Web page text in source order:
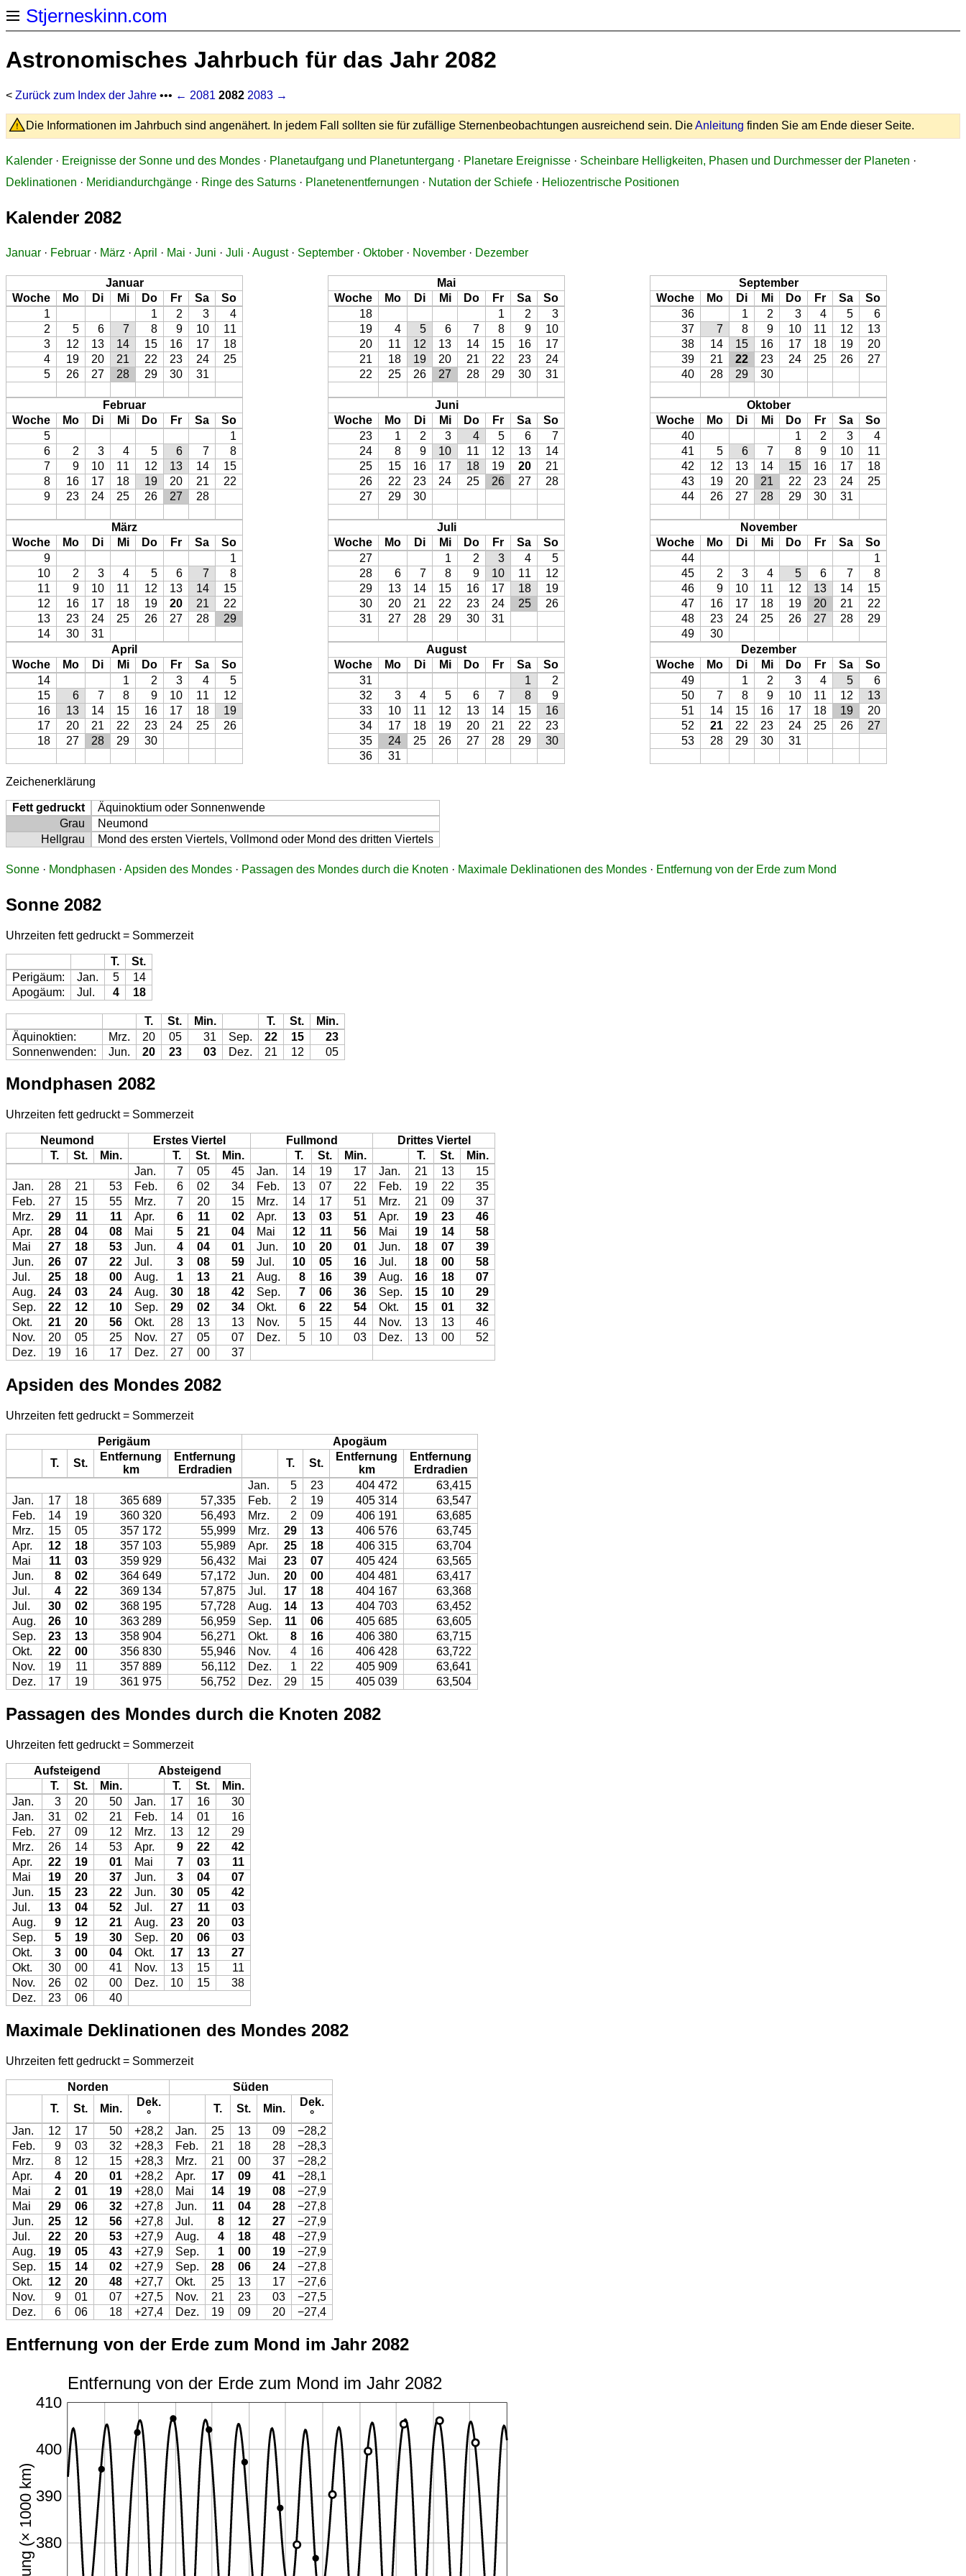
Stjerneskinn.com
Astronomisches Jahrbuch für das Jahr 2082
< Zurück zum Index der Jahre ••• ← 2081 2082 2083 →
Die Informationen im Jahrbuch sind angenähert. In jedem Fall sollten sie für zufällige Sternenbeobachtungen ausreichend sein. DieAnleitung finden Sie am Ende dieser Seite.
Kalender · Ereignisse der Sonne und des Mondes · Planetaufgang und Planetuntergang · Planetare Ereignisse · Scheinbare Helligkeiten, Phasen und Durchmesser der Planeten ·
Deklinationen · Meridiandurchgänge · Ringe des Saturns · Planetenentfernungen · Nutation der Schiefe · Heliozentrische Positionen
Kalender 2082
Januar · Februar · März · April · Mai · Juni · Juli · August· September · Oktober · November · Dezember
Januar
Woche
Mo Di Mi Do Fr Sa
So
1
1 2 3
4
2
5 6 7 8 9 10
11
3
12 13 14 15 16 17
18
4
19 20 21 22 23 24
25
5
26 27 28 29 30 31
Februar
Woche
Mo Di Mi Do Fr Sa
So
5
1
6
2 3 4 5 6 7
8
7
9 10 11 12 13 14
15
8
16 17 18 19 20 21
22
9
23 24 25 26 27 28
März
Woche
Mo Di Mi Do Fr Sa
So
9
1
10
2 3 4 5 6 7
8
11
9 10 11 12 13 14
15
12
16 17 18 19 20 21
22
13
23 24 25 26 27 28
29
14
30
31
April
Woche
Mo Di Mi Do Fr Sa
So
14
1 2 3 4
5
15
6 7 8 9 10 11
12
16
13 14 15 16 17 18
19
17
20 21 22 23 24 25
26
18
27 28 29 30
Mai
Woche
Mo Di Mi Do Fr Sa
So
18
1 2
3
19
4 5 6 7 8 9
10
20
11 12 13 14 15 16
17
21
18 19 20 21 22 23
24
22
25 26 27 28 29 30 31
Juni
Woche
Mo Di Mi Do Fr Sa
So
23
1 2 3 4 5 6
7
24
8 9 10 11 12 13
14
25
15 16 17 18 19 20
21
26
22 23 24 25 26 27
28
27
29 30
Juli
Woche
Mo Di Mi Do Fr Sa
So
27
1 2 3 4
5
28
6 7 8 9 10 11
12
29
13 14 15 16 17 18
19
30
20 21 22 23 24 25
26
31
27 28 29 30 31
August
Woche
Mo Di Mi Do Fr Sa
So
31
1
2
32
3 4 5 6 7 8
9
33
10 11 12 13 14 15
16
34
17 18 19 20 21 22
23
35
24 25 26 27 28 29
30
36
31
September
Woche
Mo Di Mi Do Fr Sa
So
36
1 2 3 4 5
6
37
7 8 9 10 11 12
13
38
14 15 16 17 18 19
20
39
21 22 23 24 25 26
27
40
28 29 30
Oktober
Woche
Mo Di Mi Do Fr Sa
So
40
1 2 3
4
41
5 6 7 8 9 10
11
42
12 13 14 15 16 17
18
43
19 20 21 22 23 24
25
44
26 27 28 29 30 31
November
Woche
Mo Di Mi Do Fr Sa
So
44
1
45
2 3 4 5 6 7
8
46
9 10 11 12 13 14
15
47
16 17 18 19 20 21
22
48
23 24 25 26 27 28
29
49
30
Dezember
Woche
Mo Di Mi Do Fr Sa
So
49
1 2 3 4 5
6
50
7 8 9 10 11 12
13
51
14 15 16 17 18 19
20
52
21 22 23 24 25 26
27
53
28 29 30 31
Zeichenerklärung
Fett gedruckt
Äquinoktium oder Sonnenwende
Grau
Neumond
Hellgrau
Mond des ersten Viertels, Vollmond oder Mond des dritten Viertels
Sonne · Mondphasen · Apsiden des Mondes · Passagen des Mondes durch die Knoten · Maximale Deklinationen des Mondes · Entfernung von der Erde zum Mond
Sonne 2082
Uhrzeiten fett gedruckt = Sommerzeit
T.
St.
Perigäum:
Jan. 5
14
Apogäum:
Jul. 4 18
T. St. Min. T. St.
Min.
Äquinoktien:
Mrz. 20 05 31 Sep. 22 15
23
Sonnenwenden:
Jun. 20 23 03 Dez. 21 12 05
Mondphasen 2082
Uhrzeiten fett gedruckt = Sommerzeit
Neumond Erstes Viertel Fullmond
Drittes Viertel
T.
St. Min. T. St. Min. T. St. Min. T. St.
Min.
Jan.
7 05 45 Jan. 14 19 17 Jan. 21 13
15
Jan.
28 21 53 Feb. 6 02 34 Feb. 13 07 22 Feb. 19 22
35
Feb.
27 15 55 Mrz. 7 20 15 Mrz. 14 17 51 Mrz. 21 09
37
Mrz.
29 11 11 Apr. 6 11 02 Apr. 13 03 51 Apr. 19 23
46
Apr.
28 04 08 Mai 5 21 04 Mai 12 11 56 Mai 19 14
58
Mai
27 18 53 Jun. 4 04 01 Jun. 10 20 01 Jun. 18 07
39
Jun.
26 07 22 Jul. 3 08 59 Jul. 10 05 16 Jul. 18 00
58
Jul.
25 18 00 Aug. 1 13 21 Aug. 8 16 39 Aug. 16 18
07
Aug.
24 03 24 Aug. 30 18 42 Sep. 7 06 36 Sep. 15 10
29
Sep.
22 12 10 Sep. 29 02 34 Okt. 6 22 54 Okt. 15 01
32
Okt.
21 20 56 Okt. 28 13 13 Nov. 5 15 44 Nov. 13 13
46
Nov.
20 05 25 Nov. 27 05 07 Dez. 5 10 03 Dez. 13 00
52
Dez.
19 16 17 Dez. 27 00 37
Apsiden des Mondes 2082
Uhrzeiten fett gedruckt = Sommerzeit
Perigäum
Apogäum
T.
St.
Entfernung
km
Entfernung
Erdradien
T. St.
Entfernung
km
Entfernung
Erdradien
Jan.
5 23 404 472
63,415
Jan.
17 18 365 689 57,335 Feb. 2 19 405 314
63,547
Feb.
14 19 360 320 56,493 Mrz. 2 09 406 191
63,685
Mrz.
15 05 357 172 55,999 Mrz. 29 13 406 576
63,745
Apr.
12 18 357 103 55,989 Apr. 25 18 406 315
63,704
Mai
11 03 359 929 56,432 Mai 23 07 405 424
63,565
Jun.
8 02 364 649 57,172 Jun. 20 00 404 481
63,417
Jul.
4 22 369 134 57,875 Jul. 17 18 404 167
63,368
Jul.
30 02 368 195 57,728 Aug. 14 13 404 703
63,452
Aug.
26 10 363 289 56,959 Sep. 11 06 405 685
63,605
Sep.
23 13 358 904 56,271 Okt. 8 16 406 380
63,715
Okt.
22 00 356 830 55,946 Nov. 4 16 406 428
63,722
Nov.
19 11 357 889 56,112 Dez. 1 22 405 909
63,641
Dez.
17 19 361 975 56,752 Dez. 29 15 405 039 63,504
Passagen des Mondes durch die Knoten 2082
Uhrzeiten fett gedruckt = Sommerzeit
Aufsteigend
Absteigend
T.
St. Min. T. St.
Min.
Jan.
3 20 50 Jan. 17 16
30
Jan.
31 02 21 Feb. 14 01
16
Feb.
27 09 12 Mrz. 13 12
29
Mrz.
26 14 53 Apr. 9 22
42
Apr.
22 19 01 Mai 7 03
11
Mai
19 20 37 Jun. 3 04
07
Jun.
15 23 22 Jun. 30 05
42
Jul.
13 04 52 Jul. 27 11
03
Aug.
9 12 21 Aug. 23 20
03
Sep.
5 19 30 Sep. 20 06
03
Okt.
3 00 04 Okt. 17 13
27
Okt.
30 00 41 Nov. 13 15
11
Nov.
26 02 00 Dez. 10 15
38
Dez.
23 06 40
Maximale Deklinationen des Mondes 2082
Uhrzeiten fett gedruckt = Sommerzeit
Norden
Süden
T.
St. Min.
Dek.
°
T. St. Min.
Dek.
°
Jan.
12 17 50 +28,2 Jan. 25 13 09
−28,2
Feb.
9 03 32 +28,3 Feb. 21 18 28
−28,3
Mrz.
8 12 15 +28,3 Mrz. 21 00 37
−28,2
Apr.
4 20 01 +28,2 Apr. 17 09 41
−28,1
Mai
2 01 19 +28,0 Mai 14 19 08
−27,9
Mai
29 06 32 +27,8 Jun. 11 04 28
−27,8
Jun.
25 12 56 +27,8 Jul. 8 12 27
−27,9
Jul.
22 20 53 +27,9 Aug. 4 18 48
−27,9
Aug.
19 05 43 +27,9 Sep. 1 00 19
−27,9
Sep.
15 14 02 +27,9 Sep. 28 06 24
−27,8
Okt.
12 20 48 +27,7 Okt. 25 13 17
−27,6
Nov.
9 01 07 +27,5 Nov. 21 23 03
−27,5
Dez.
6 06 18 +27,4 Dez. 19 09 20 −27,4
Entfernung von der Erde zum Mond im Jahr 2082